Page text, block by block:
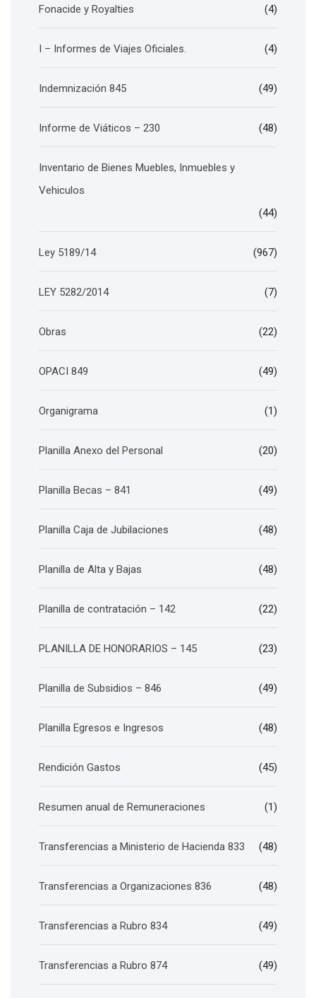
Fonacide y Royalties (4)
I – Informes de Viajes Oficiales. (4)
Indemnización 845 (49)
Informe de Viáticos – 230 (48)
Inventario de Bienes Muebles, Inmuebles y
Vehiculos
(44)
Ley 5189/14 (967)
LEY 5282/2014 (7)
Obras (22)
OPACI 849 (49)
Organigrama (1)
Planilla Anexo del Personal (20)
Planilla Becas – 841 (49)
Planilla Caja de Jubilaciones (48)
Planilla de Alta y Bajas (48)
Planilla de contratación – 142 (22)
PLANILLA DE HONORARIOS – 145 (23)
Planilla de Subsidios – 846 (49)
Planilla Egresos e Ingresos (48)
Rendición Gastos (45)
Resumen anual de Remuneraciones (1)
Transferencias a Ministerio de Hacienda 833 (48)
Transferencias a Organizaciones 836 (48)
Transferencias a Rubro 834 (49)
Transferencias a Rubro 874 (49)